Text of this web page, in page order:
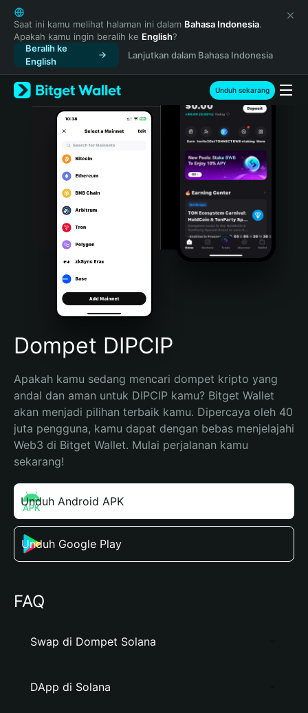
English
日本語
Tiếng Việt
Русский
Español (Latinoamérica)
Türkçe
Italiano
Português (Portugal)
Bahasa Indonesia
Português (Brasil)
Español (Argentina)
Saat ini kamu melihat halaman ini dalam Bahasa Indonesia.
Apakah kamu ingin beralih ke English?
Beralih ke
English
Lanjutkan dalam Bahasa Indonesia
Unduh sekarang
Dompet DIPCIP
Apakah kamu sedang mencari dompet kripto yang
andal dan aman untuk DIPCIP kamu? Bitget Wallet
akan menjadi pilihan terbaik kamu. Dipercaya oleh 40
juta pengguna, kamu dapat dengan bebas menjelajahi
Web3 di Bitget Wallet. Mulai perjalanan kamu
sekarang!
Unduh Android APK
Unduh Google Play
FAQ
Swap di Dompet Solana
DApp di Solana